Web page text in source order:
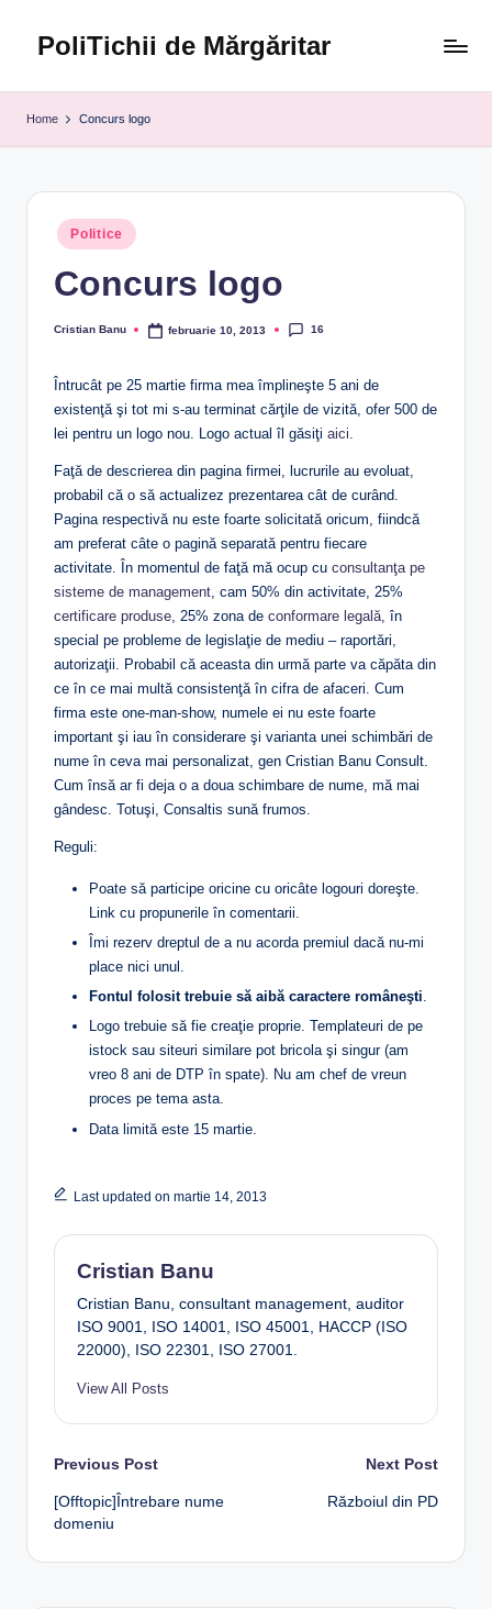
PoliTichii de Mărgăritar
Home Concurs logo
Posted
in
Politice
Concurs logo
Posted
Cristian Banu februarie 10, 2013 16
Întrucât pe 25 martie firma mea împlineşte 5 ani de
existenţă şi tot mi s-au terminat cărţile de vizită, ofer 500 de
lei pentru un logo nou. Logo actual îl găsiţi aici.
Faţă de descrierea din pagina firmei, lucrurile au evoluat,
probabil că o să actualizez prezentarea cât de curând.
Pagina respectivă nu este foarte solicitată oricum, fiindcă
am preferat câte o pagină separată pentru fiecare
activitate. În momentul de faţă mă ocup cu consultanţa pe
sisteme de management, cam 50% din activitate, 25%
certificare produse, 25% zona de conformare legală, în
special pe probleme de legislaţie de mediu – raportări,
autorizaţii. Probabil că aceasta din urmă parte va căpăta din
ce în ce mai multă consistenţă în cifra de afaceri. Cum
firma este one-man-show, numele ei nu este foarte
important şi iau în considerare şi varianta unei schimbări de
nume în ceva mai personalizat, gen Cristian Banu Consult.
Cum însă ar fi deja o a doua schimbare de nume, mă mai
gândesc. Totuşi, Consaltis sună frumos.
Reguli:
Poate să participe oricine cu oricâte logouri doreşte.
Link cu propunerile în comentarii.
Îmi rezerv dreptul de a nu acorda premiul dacă nu-mi
place nici unul.
Fontul folosit trebuie să aibă caractere româneşti.
Logo trebuie să fie creaţie proprie. Templateuri de pe
istock sau siteuri similare pot bricola şi singur (am
vreo 8 ani de DTP în spate). Nu am chef de vreun
proces pe tema asta.
Data limită este 15 martie.
Last updated on martie 14, 2013
Cristian Banu
Cristian Banu, consultant management, auditor
ISO 9001, ISO 14001, ISO 45001, HACCP (ISO
22000), ISO 22301, ISO 27001.
View All Posts
Post
navigation
Previous Post
[Offtopic]Întrebare nume
domeniu
Next Post
Războiul din PD